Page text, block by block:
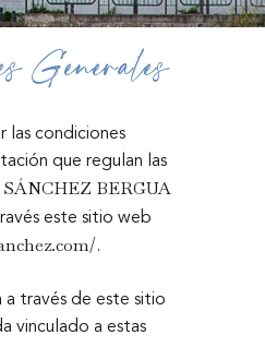
Generales
las condiciones
que regulan las
SÁNCHEZ BERGUA
este sitio web
.
a través de este sitio
vinculado a estas